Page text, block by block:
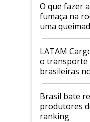
O que fazer
fumaça na
uma
LATAM
o transporte
brasileiras
semestre
Brasil bate
produtores
ranking